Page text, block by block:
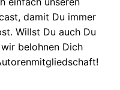
damit Du immer
Willst Du auch Du
belohnen Dich